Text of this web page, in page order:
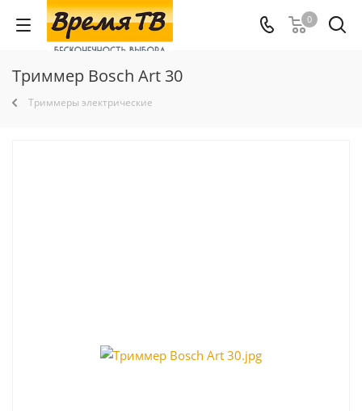
0
Триммер Bosch Art 30
Триммеры электрические